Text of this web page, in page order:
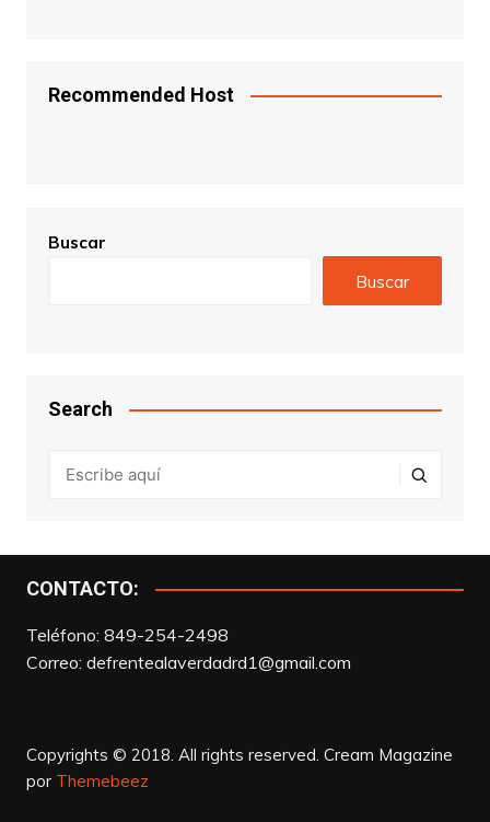
Recommended Host
Buscar
Buscar
Search
CONTACTO:
Teléfono: 849-254-2498
Correo: defrentealaverdadrd1@gmail.com
Copyrights © 2018. All rights reserved. Cream Magazine
por Themebeez